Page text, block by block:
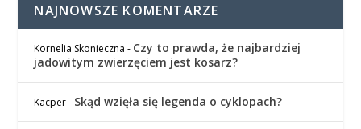
NAJNOWSZE KOMENTARZE
Kornelia Skonieczna - Czy to prawda, że najbardziej
jadowitym zwierzęciem jest kosarz?
Kacper- Skąd wzięła się legenda o cyklopach?